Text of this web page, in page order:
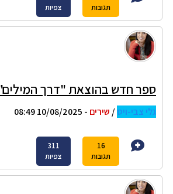
תגובות
צפיות
ספר חדש בהוצאת "דרך
גלי צבי-ויס/ שירים - 10/08/2025 08:49
16
תגובות
311
צפיות